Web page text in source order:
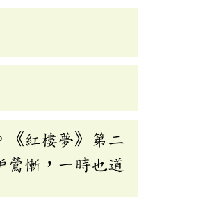
《紅樓夢》第二
鶯慚，一時也道